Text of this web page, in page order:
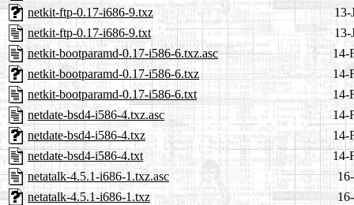
netkit-ftp-0.17-i686-9.txz
13-
netkit-ftp-0.17-i686-9.txt
13-
netkit-bootparamd-0.17-i586-6.txz.asc
14-
netkit-bootparamd-0.17-i586-6.txz
14-
netkit-bootparamd-0.17-i586-6.txt
14-
netdate-bsd4-i586-4.txz.asc
14-
netdate-bsd4-i586-4.txz
14-
netdate-bsd4-i586-4.txt
14-
netatalk-4.5.1-i686-1.txz.asc
netatalk-4.5.1-i686-1.txz